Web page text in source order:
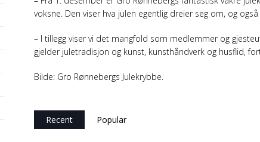
voksne. Den viser hva julen egentlig dreier seg om, og
– I tillegg viser vi det mangfold som medlemmer og
gjelder juletradisjon og kunst, kunsthåndverk og husflid,
Bilde: Gro Rønnebergs Julekrybbe.
Recent Popular